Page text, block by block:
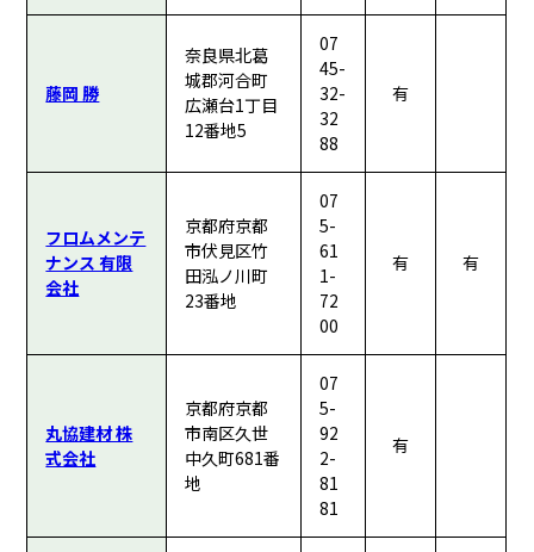
藤岡 勝
奈良県北葛
城郡河合町
広瀬台1丁目
12番地5
07
45-
32-
32
88
有
フロムメンテ
ナンス 有限
会社
京都府京都
市伏見区竹
田泓ノ川町
23番地
07
5-
61
1-
72
00
有 有
丸協建材 株
式会社
京都府京都
市南区久世
中久町681番
地
07
5-
92
2-
81
81
有